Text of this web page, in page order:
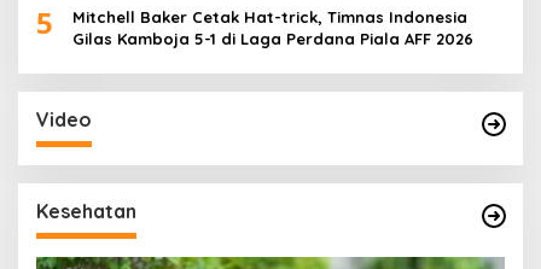
5
Mitchell Baker Cetak Hat-trick, Timnas Indonesia
Gilas Kamboja 5-1 di Laga Perdana Piala AFF 2026
Video
Kesehatan